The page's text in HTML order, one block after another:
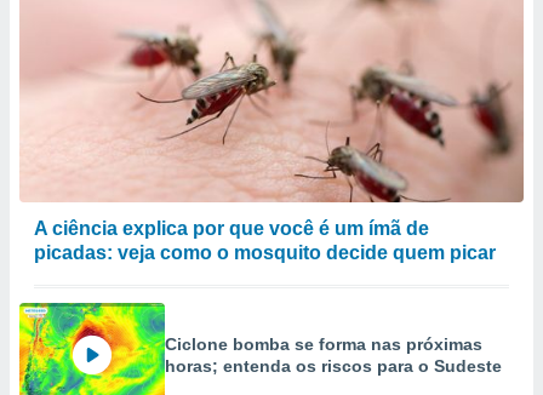
A ciência explica por que você é um ímã de
picadas: veja como o mosquito decide quem picar
Ciclone bomba se forma nas próximas
horas; entenda os riscos para o Sudeste